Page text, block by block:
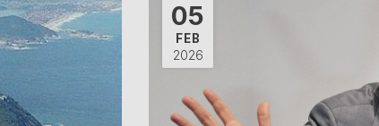
05
FEB
2026